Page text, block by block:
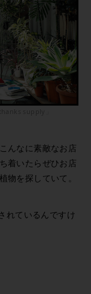
んなに素敵なお店
着いたらぜひお店
物を探していて。
れているんですけ